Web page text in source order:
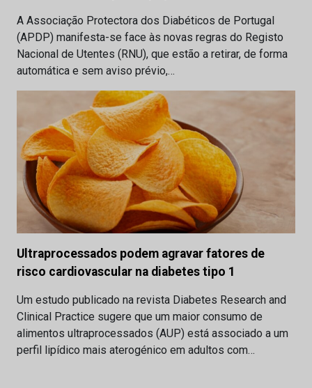
A Associação Protectora dos Diabéticos de Portugal
(APDP) manifesta-se face às novas regras do Registo
Nacional de Utentes (RNU), que estão a retirar, de forma
automática e sem aviso prévio,…
Ultraprocessados podem agravar fatores de
risco cardiovascular na diabetes tipo 1
Um estudo publicado na revista Diabetes Research and
Clinical Practice sugere que um maior consumo de
alimentos ultraprocessados (AUP) está associado a um
perfil lipídico mais aterogénico em adultos com…